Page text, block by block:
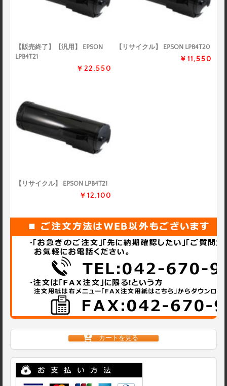
【販売終了】【汎用】 EPSON
LPB4T21
￥22,550
【リサイクル】 EPSON LPB4T20
￥11,550
【リサイクル】 EPSON LPB4T21
￥12,100
カートを見る